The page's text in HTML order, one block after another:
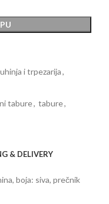
i trpezarija,
tabure, tabure,
& DELIVERY
boja: siva, prečnik